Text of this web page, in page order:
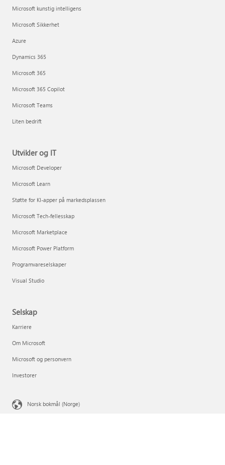
Microsoft kunstig intelligens
Microsoft Sikkerhet
Azure
Dynamics 365
Microsoft 365
Microsoft 365 Copilot
Microsoft Teams
Liten bedrift
Utvikler og IT
Microsoft Developer
Microsoft Learn
Støtte for KI-apper på markedsplassen
Microsoft Tech-fellesskap
Microsoft Marketplace
Microsoft Power Platform
Programvareselskaper
Visual Studio
Selskap
Karriere
Om Microsoft
Microsoft og personvern
Investorer
Norsk bokmål (Norge)